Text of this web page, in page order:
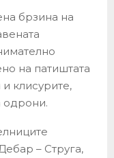
брзина на
на патиштата
клисурите,
одрони.
– Струга,